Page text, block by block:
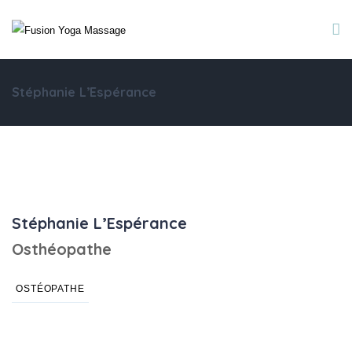
Stéphanie L’Espérance
Stéphanie L’Espérance
Osthéopathe
OSTÉOPATHE